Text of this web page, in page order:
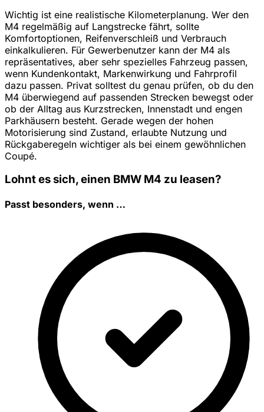
Wichtig ist eine realistische Kilometerplanung. Wer den
M4 regelmäßig auf Langstrecke fährt, sollte
Komfortoptionen, Reifenverschleiß und Verbrauch
einkalkulieren. Für Gewerbenutzer kann der M4 als
repräsentatives, aber sehr spezielles Fahrzeug passen,
wenn Kundenkontakt, Markenwirkung und Fahrprofil
dazu passen. Privat solltest du genau prüfen, ob du den
M4 überwiegend auf passenden Strecken bewegst oder
ob der Alltag aus Kurzstrecken, Innenstadt und engen
Parkhäusern besteht. Gerade wegen der hohen
Motorisierung sind Zustand, erlaubte Nutzung und
Rückgaberegeln wichtiger als bei einem gewöhnlichen
Coupé.
Lohnt es sich, einen BMW M4 zu leasen?
Passt besonders, wenn …